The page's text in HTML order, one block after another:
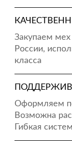
Закупаем
России,
класса
Оформляем
Возможна
Гибкая